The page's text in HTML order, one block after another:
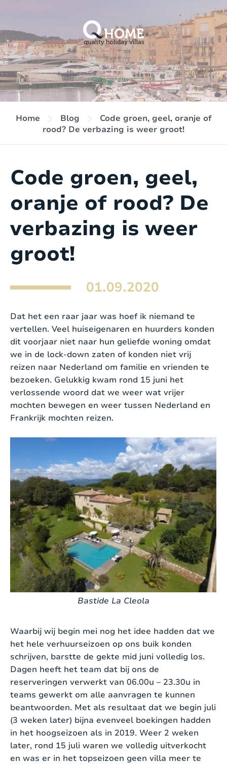
Home Blog
Code groen, geel, oranje of
rood? De verbazing is weer groot!
Code groen, geel,
oranje of rood? De
verbazing is weer
groot!
01.09.2020
Dat het een raar jaar was hoef ik niemand te
vertellen. Veel huiseigenaren en huurders konden
dit voorjaar niet naar hun geliefde woning omdat
we in de lock-down zaten of konden niet vrij
reizen naar Nederland om familie en vrienden te
bezoeken. Gelukkig kwam rond 15 juni het
verlossende woord dat we weer wat vrijer
mochten bewegen en weer tussen Nederland en
Frankrijk mochten reizen.
Bastide La Cleola
Waarbij wij begin mei nog het idee hadden dat we
het hele verhuurseizoen op ons buik konden
schrijven, barstte de gekte mid juni volledig los.
Dagen heeft het team dat bij ons de
reserveringen verwerkt van 06.00u – 23.30u in
teams gewerkt om alle aanvragen te kunnen
beantwoorden. Met als resultaat dat we begin juli
(3 weken later) bijna evenveel boekingen hadden
in het hoogseizoen als in 2019. Weer 2 weken
later, rond 15 juli waren we volledig uitverkocht
en was er in het topseizoen geen villa meer te